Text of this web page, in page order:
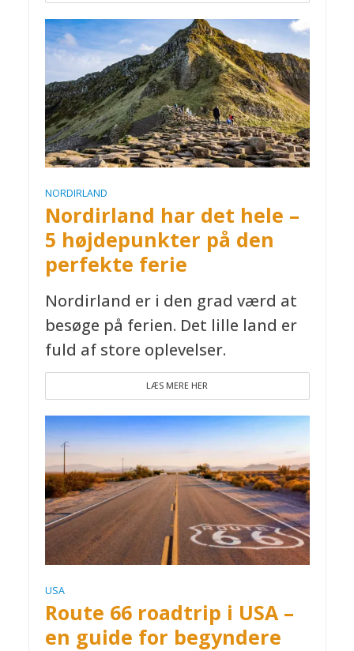
NORDIRLAND
Nordirland har det hele –
5 højdepunkter på den
perfekte ferie
Nordirland er i den grad værd at
besøge på ferien. Det lille land er
fuld af store oplevelser.
LÆS MERE HER
USA
Route 66 roadtrip i USA –
en guide for begyndere